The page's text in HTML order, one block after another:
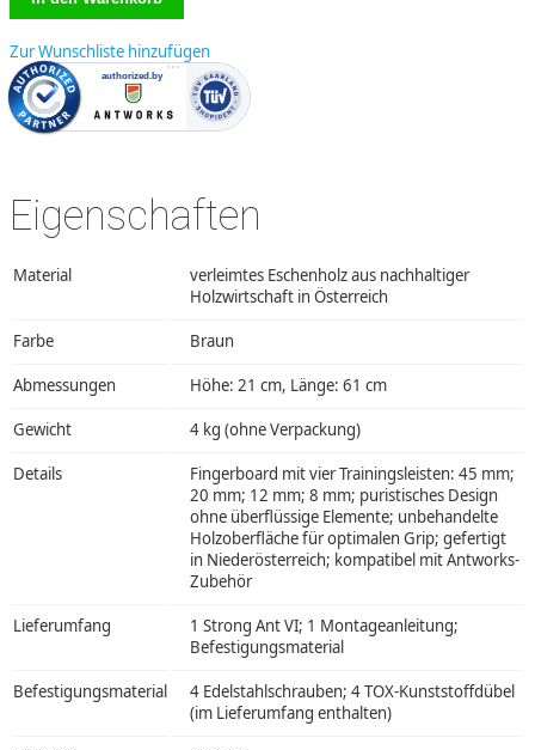
Zur Wunschliste hinzufügen
Eigenschaften
Material
verleimtes Eschenholz aus nachhaltiger
Holzwirtschaft in Österreich
Farbe Braun
Abmessungen Höhe: 21 cm, Länge: 61 cm
Gewicht 4 kg (ohne Verpackung)
Details
Fingerboard mit vier Trainingsleisten: 45 mm;
20 mm; 12 mm; 8 mm; puristisches Design
ohne überflüssige Elemente; unbehandelte
Holzoberfläche für optimalen Grip; gefertigt
in Niederösterreich; kompatibel mit Antworks-
Zubehör
Lieferumfang
1 Strong Ant VI; 1 Montageanleitung;
Befestigungsmaterial
Befestigungsmaterial
4 Edelstahlschrauben; 4 TOX-Kunststoffdübel
(im Lieferumfang enthalten)